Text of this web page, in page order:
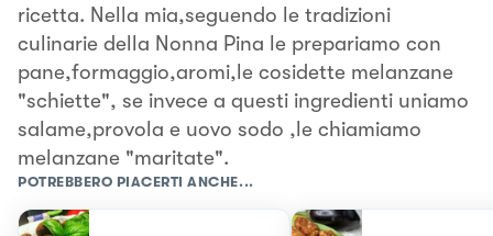
ricetta. Nella mia,seguendo le tradizioni
culinarie della Nonna Pina le prepariamo con
pane,formaggio,aromi,le cosidette melanzane
"schiette", se invece a questi ingredienti uniamo
salame,provola e uovo sodo ,le chiamiamo
melanzane "maritate".
POTREBBERO PIACERTI ANCHE...